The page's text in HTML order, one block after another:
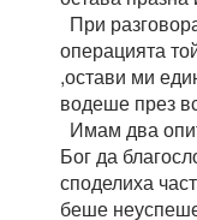
При
операцията
,остави ми
водеше през
Имам два
Бог да
споделиха
беше